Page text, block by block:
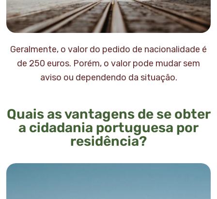
Geralmente, o valor do pedido de nacionalidade é
de 250 euros. Porém, o valor pode mudar sem
aviso ou dependendo da situação.
Quais as vantagens de se obter
a cidadania portuguesa por
residência?